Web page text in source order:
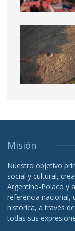
Misión
Nuestro objetivo
social y cultural,
Argentino-Polaco y
referencia nacional,
histórica, a través
todas sus